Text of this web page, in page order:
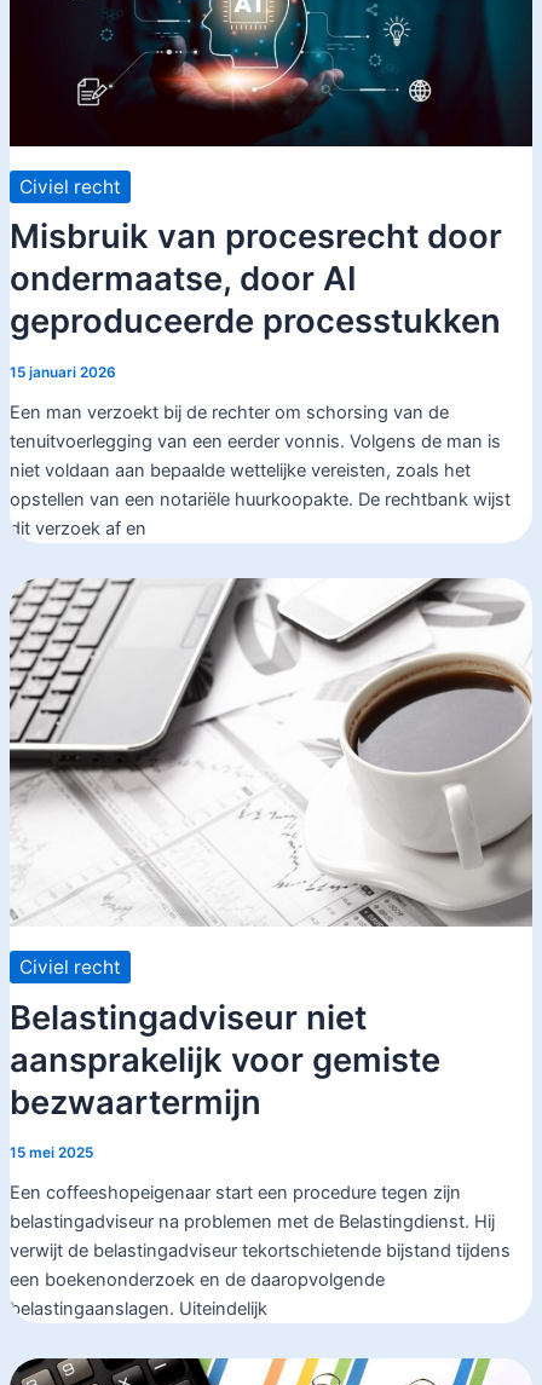
Civiel recht
Misbruik van procesrecht door
ondermaatse, door AI
geproduceerde processtukken
15 januari 2026
Een man verzoekt bij de rechter om schorsing van de
tenuitvoerlegging van een eerder vonnis. Volgens de man is
niet voldaan aan bepaalde wettelijke vereisten, zoals het
opstellen van een notariële huurkoopakte. De rechtbank wijst
dit verzoek af en
Civiel recht
Belastingadviseur niet
aansprakelijk voor gemiste
bezwaartermijn
15 mei 2025
Een coffeeshopeigenaar start een procedure tegen zijn
belastingadviseur na problemen met de Belastingdienst. Hij
verwijt de belastingadviseur tekortschietende bijstand tijdens
een boekenonderzoek en de daaropvolgende
belastingaanslagen. Uiteindelijk